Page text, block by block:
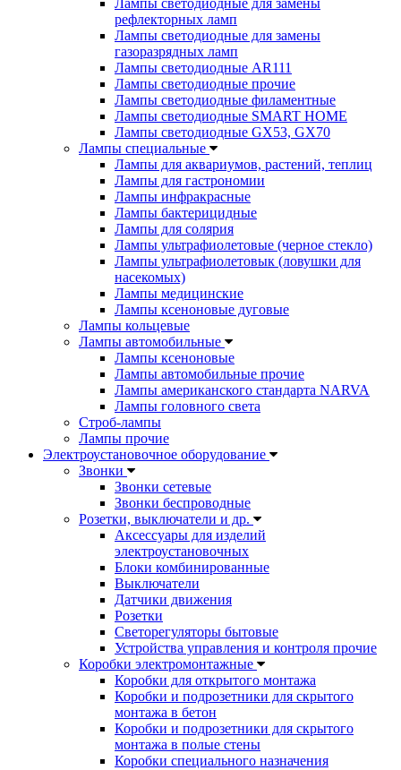
Лампы светодиодные для замены
рефлекторных ламп
Лампы светодиодные для замены
газоразрядных ламп
Лампы светодиодные AR111
Лампы светодиодные прочие
Лампы светодиодные филаментные
Лампы светодиодные SMART HOME
Лампы светодиодные GX53, GX70
Лампы специальные
Лампы для аквариумов, растений, теплиц
Лампы для гастрономии
Лампы инфракрасные
Лампы бактерицидные
Лампы для солярия
Лампы ультрафиолетовые (черное стекло)
Лампы ультрафиолетовык (ловушки для
насекомых)
Лампы медицинские
Лампы ксеноновые дуговые
Лампы кольцевые
Лампы автомобильные
Лампы ксеноновые
Лампы автомобильные прочие
Лампы американского стандарта NARVA
Лампы головного света
Строб-лампы
Лампы прочие
Электроустановочное оборудование
Звонки
Звонки сетевые
Звонки беспроводные
Розетки, выключатели и др.
Аксессуары для изделий
электроустановочных
Блоки комбинированные
Выключатели
Датчики движения
Розетки
Светорегуляторы бытовые
Устройства управления и контроля прочие
Коробки электромонтажные
Коробки для открытого монтажа
Коробки и подрозетники для скрытого
монтажа в бетон
Коробки и подрозетники для скрытого
монтажа в полые стены
Коробки специального назначения